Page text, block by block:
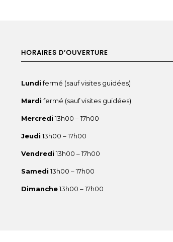
HORAIRES D’OUVERTURE
Lundifermé (sauf visites guidées)
Mardifermé (sauf visites guidées)
Mercredi13h00 – 17h00
Jeudi13h00 – 17h00
Vendredi13h00 – 17h00
Samedi13h00 – 17h00
Dimanche13h00 – 17h00